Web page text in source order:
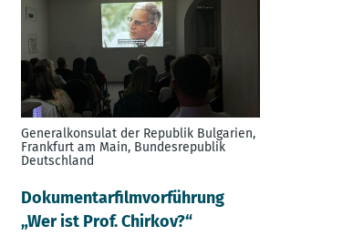
Generalkonsulat der Republik Bulgarien,
Frankfurt am Main, Bundesrepublik
Deutschland
Dokumentarfilmvorführung
„Wer ist Prof. Chirkov?“